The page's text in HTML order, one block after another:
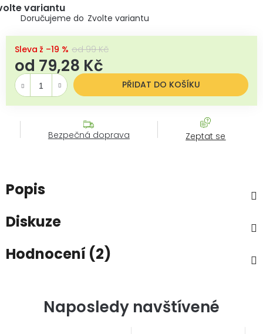
variantu
Zvolte variantu
od 99 Kč
až –19 %
od 79,28 Kč
PŘIDAT DO KOŠÍKU
Bezpečná doprava Zeptat se
Popis
Diskuze
Hodnocení (2)
Naposledy navštívené